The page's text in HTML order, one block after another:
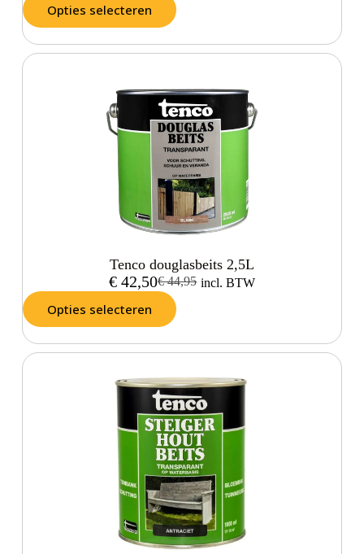
Opties selecteren
Tenco douglasbeits 2,5L
€44,95
€42,50 incl. BTW
Opties selecteren